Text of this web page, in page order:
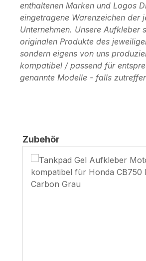
enthaltenen Marken und Logos
eingetragene Warenzeichen der
Unternehmen. Unsere Aufkleber
originalen Produkte des
sondern eigens von uns
kompatibel / passend für
genannte Modelle - falls
Produktgalerie überspringen
Zubehör